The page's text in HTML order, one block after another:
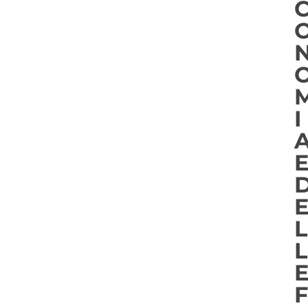
I
E
E
L
L
E
F